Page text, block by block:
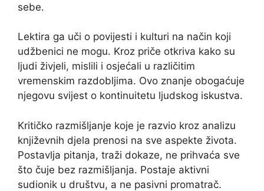
sebe.
Lektira ga uči o povijesti i kulturi na način koji
udžbenici ne mogu. Kroz priče otkriva kako su
ljudi živjeli, mislili i osjećali u različitim
vremenskim razdobljima. Ovo znanje obogaćuje
njegovu svijest o kontinuitetu ljudskog iskustva.
Kritičko razmišljanje koje je razvio kroz analizu
književnih djela prenosi na sve aspekte života.
Postavlja pitanja, traži dokaze, ne prihvaća sve
što čuje bez razmišljanja. Postaje aktivni
sudionik u društvu, a ne pasivni promatrač.